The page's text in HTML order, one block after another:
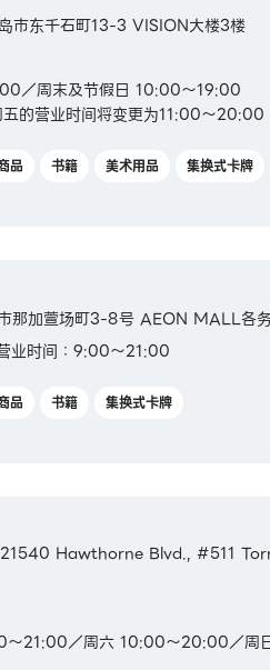
市东千石町13-3 VISION大楼3楼
／周末及节假日 10:00～19:00
的营业时间将变更为11:00～20:00
品 书籍 美术用品 集换式卡牌
那加萱场町3-8号 AEON MALL各
业时间：9:00～21:00
品 书籍 集换式卡牌
Hawthorne Blvd., #511
～21:00／周六 10:00～20:00／周